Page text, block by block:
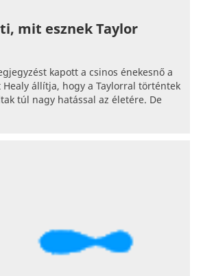
mit esznek Taylor
kapott a csinos énekesnő a
állítja, hogy a Taylorral történtek
túl nagy hatással az életére. De